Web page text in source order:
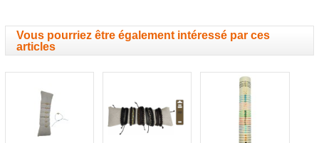
Vous pourriez être également intéressé par ces
articles